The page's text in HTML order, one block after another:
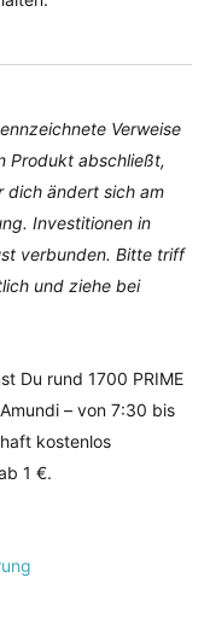
Verweise
Produkt abschließt,
dich ändert sich am
Investitionen in
verbunden. Bitte triff
und ziehe bei
Du rund 1700 PRIME
– von 7:30 bis
kostenlos
1 €.